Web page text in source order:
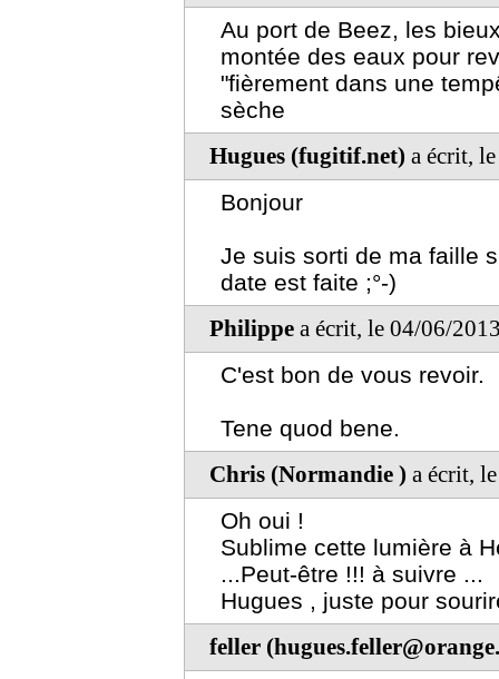
Au port de Beez, les
montée des eaux pour
"fièrement dans une
sèche
Hugues (fugitif.net) a écrit,
Bonjour
Je suis sorti de ma faille
date est faite ;°-)
Philippe a écrit, le 04/06/
C'est bon de vous revoir.
Tene quod bene.
Chris (Normandie ) a écrit,
Oh oui !
Sublime cette lumière à
...Peut-être !!! à suivre ...
Hugues , juste pour
feller